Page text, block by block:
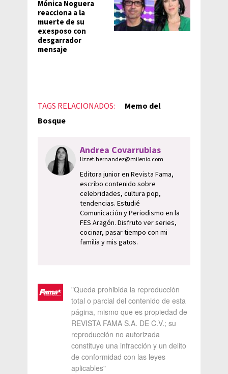
Mónica Noguera
reacciona a la
muerte de su
exesposo con
desgarrador
mensaje
TAGS RELACIONADOS:
Memo del
Bosque
Andrea Covarrubias
lizzet.hernandez@milenio.com
Editora junior en Revista Fama,
escribo contenido sobre
celebridades, cultura pop,
tendencias. Estudié
Comunicación y Periodismo en la
FES Aragón. Disfruto ver series,
cocinar, pasar tiempo con mi
familia y mis gatos.
"Queda prohibida la reproducción
total o parcial del contenido de esta
página, mismo que es propiedad de
REVISTA FAMA S.A. DE C.V.; su
reproducción no autorizada
constituye una infracción y un delito
de conformidad con las leyes
aplicables"